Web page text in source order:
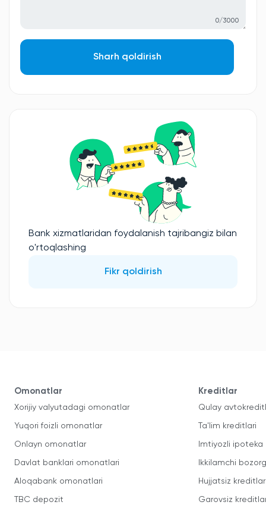
0/3000
Sharh qoldirish
Bank xizmatlaridan foydalanish tajribangiz bilan
o'rtoqlashing
Fikr qoldirish
Omonatlar
Xorijiy valyutadagi omonatlar
Yuqori foizli omonatlar
Onlayn omonatlar
Davlat banklari omonatlari
Aloqabank omonatlari
TBC depozit
Kreditlar
Qulay
Ta'lim kreditlari
Imtiyozli ipoteka
Ikkilamchi
Hujjatsiz kreditlar
Garovsiz